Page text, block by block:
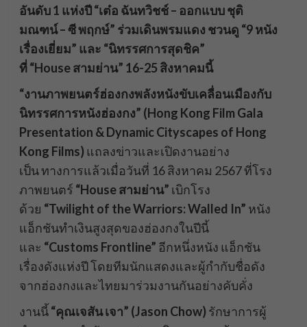
อันดับ 1 แห่งปี “เต๋อ ฉันทวิชช์ – ออกแบบ ชุติ
มณฑน์ – ซี พฤกษ์” ร่วมเดินพรมแดง ชวนดู “9 หนัง
เรื่องเยี่ยม” และ “นิทรรศการสุดชิค”
ที่ “House สามย่าน” 16-25 สิงหาคมนี้
“งานภาพยนตร์ฮ่องกงพลังหนังขับเคลื่อนเมืองกับ
นิทรรศการหนังฮ่องกง” (Hong Kong Film Gala
Presentation & Dynamic Cityscapes of Hong
Kong Films) แถลงข่าวและเปิดงานอย่าง
เป็น ทางการแล้วเมื่อวันที่ 16 สิงหาคม 2567 ที่โรง
ภาพยนตร์ “Houseสามย่าน” เบิกโรง
ด้วย “Twilight of the Warriors: Walled In” หนัง
แอ็กชันทำเงินสูงสุดของฮ่องกงในปีนี้
และ “Customs Frontline” อีกหนึ่งหนัง แอ็กชัน
เรื่องดังแห่งปี โดยทีมนักแสดงและผู้กำกับชื่อดัง
จากฮ่องกงและไทยมาร่วมงานกันอย่างคับคั่ง
​งานนี้“คุณเจสัน เจา” (Jason Chow) รักษาการผู้